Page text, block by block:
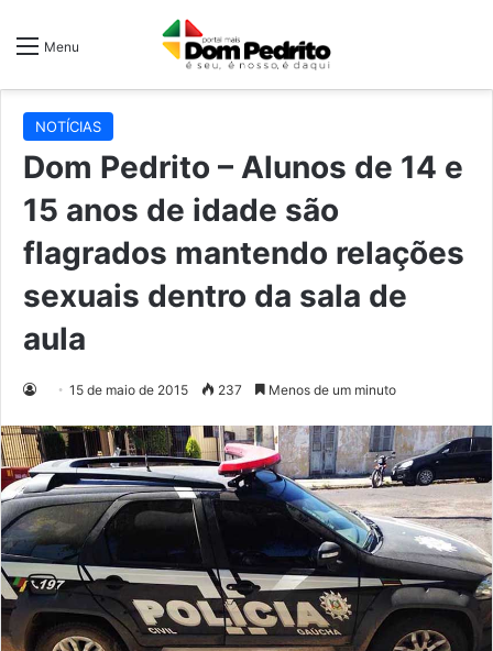
Menu
NOTÍCIAS
Dom Pedrito – Alunos de 14 e
15 anos de idade são
flagrados mantendo relações
sexuais dentro da sala de
aula
15 de maio de 2015 237 Menos de um minuto